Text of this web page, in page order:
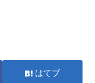
はてブ